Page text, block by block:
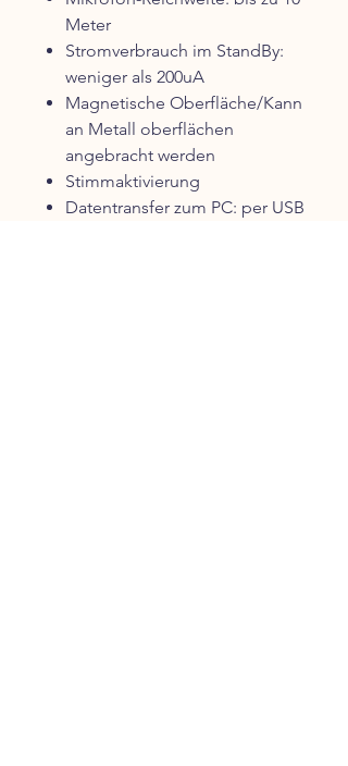
Meter
Stromverbrauch im StandBy:
weniger als 200uA
Magnetische Oberfläche/Kann
an Metall oberflächen
angebracht werden
Stimmaktivierung
Datentransfer zum PC: per USB